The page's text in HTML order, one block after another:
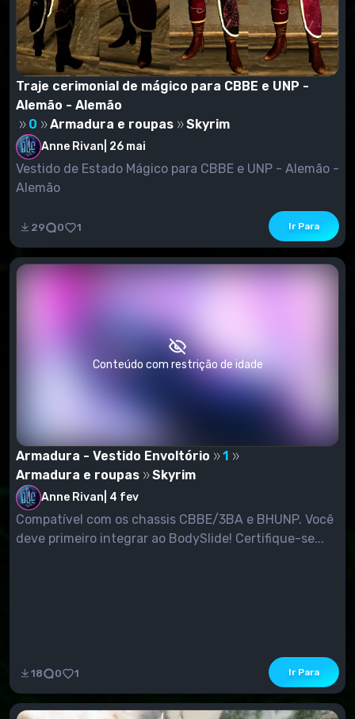
Traje cerimonial de mágico para CBBE e UNP -
Alemão - Alemão
0
Armadura e roupas Skyrim
Anne Rivan 26 mai
Vestido de Estado Mágico para CBBE e UNP - Alemão -
Alemão
29 0 1 Ir Para
Conteúdo com restrição de idade
Armadura - Vestido Envoltório
1
Armadura e roupas
Skyrim
Anne Rivan 4 fev
Compatível com os chassis CBBE/3BA e BHUNP. Você
deve primeiro integrar ao BodySlide! Certifique-se...
18 0 1 Ir Para